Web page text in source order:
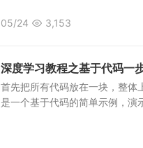
05/24 3,153
深度学习教程之基于代码
首先把所有代码放在一块，整
是一个基于代码的简单示例，